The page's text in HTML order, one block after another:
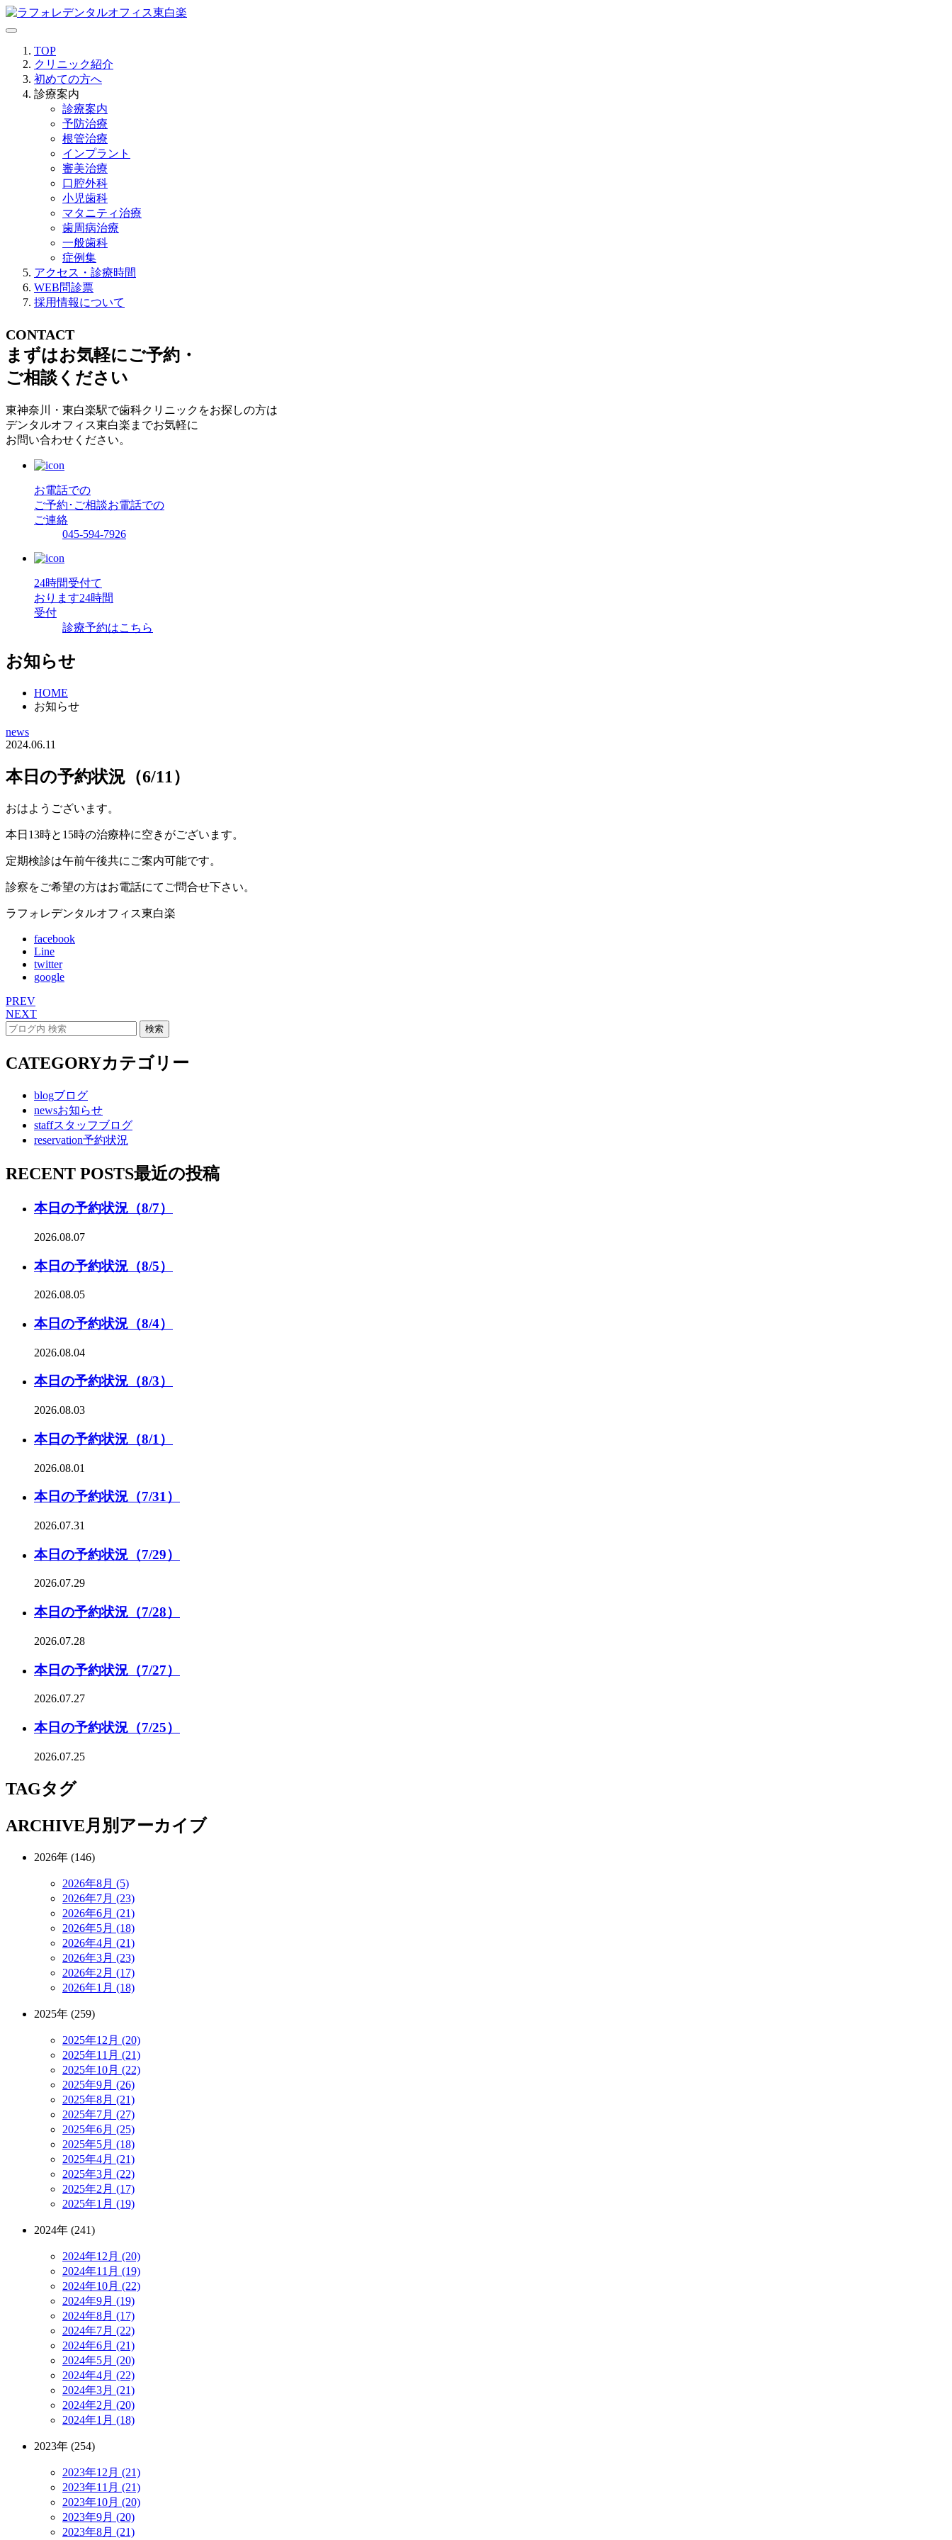
TOP
クリニック紹介
初めての方へ
診療案内
診療案内
予防治療
根管治療
インプラント
審美治療
口腔外科
小児歯科
マタニティ治療
歯周病治療
一般歯科
症例集
アクセス・診療時間
WEB問診票
採用情報について
CONTACT
まずはお気軽にご予約・
ご相談ください
東神奈川・東白楽駅で歯科クリニックをお探しの方は
デンタルオフィス東白楽までお気軽に
お問い合わせください。
お電話での
ご予約･ご相談お電話での
ご連絡
045-594-7926
24時間受付て
おります24時間
受付
診療予約はこちら
お知らせ
HOME
お知らせ
news
2024.06.11
本日の予約状況（6/11）
おはようございます。
本日13時と15時の治療枠に空きがございます。
定期検診は午前午後共にご案内可能です。
診察をご希望の方はお電話にてご問合せ下さい。
ラフォレデンタルオフィス東白楽
facebook
Line
twitter
google
PREV
NEXT
CATEGORYカテゴリー
blogブログ
newsお知らせ
staffスタッフブログ
reservation予約状況
RECENT POSTS最近の投稿
本日の予約状況（8/7）
2026.08.07
本日の予約状況（8/5）
2026.08.05
本日の予約状況（8/4）
2026.08.04
本日の予約状況（8/3）
2026.08.03
本日の予約状況（8/1）
2026.08.01
本日の予約状況（7/31）
2026.07.31
本日の予約状況（7/29）
2026.07.29
本日の予約状況（7/28）
2026.07.28
本日の予約状況（7/27）
2026.07.27
本日の予約状況（7/25）
2026.07.25
TAGタグ
ARCHIVE月別アーカイブ
2026年 (146)
2026年8月 (5)
2026年7月 (23)
2026年6月 (21)
2026年5月 (18)
2026年4月 (21)
2026年3月 (23)
2026年2月 (17)
2026年1月 (18)
2025年 (259)
2025年12月 (20)
2025年11月 (21)
2025年10月 (22)
2025年9月 (26)
2025年8月 (21)
2025年7月 (27)
2025年6月 (25)
2025年5月 (18)
2025年4月 (21)
2025年3月 (22)
2025年2月 (17)
2025年1月 (19)
2024年 (241)
2024年12月 (20)
2024年11月 (19)
2024年10月 (22)
2024年9月 (19)
2024年8月 (17)
2024年7月 (22)
2024年6月 (21)
2024年5月 (20)
2024年4月 (22)
2024年3月 (21)
2024年2月 (20)
2024年1月 (18)
2023年 (254)
2023年12月 (21)
2023年11月 (21)
2023年10月 (20)
2023年9月 (20)
2023年8月 (21)